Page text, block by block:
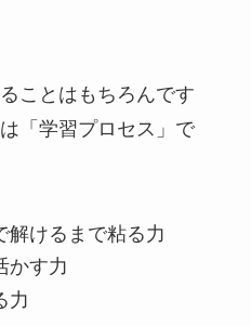
ことはもちろんです
「学習プロセス」で
解けるまで粘る力
かす力
力